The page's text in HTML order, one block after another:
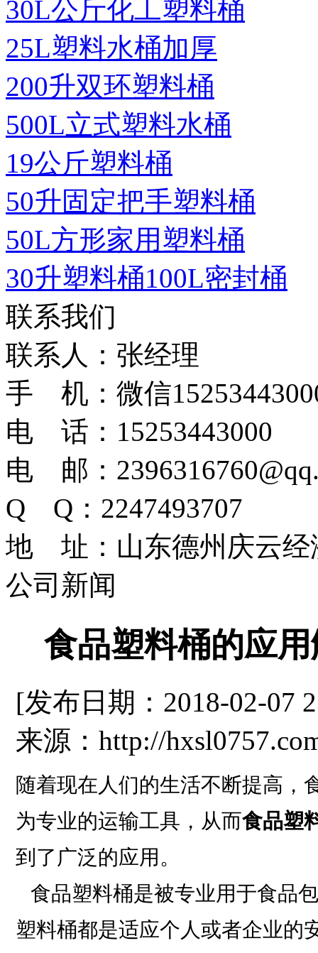
30L公斤化工塑料桶
25L塑料水桶加厚
200升双环塑料桶
500L立式塑料水桶
19公斤塑料桶
50升固定把手塑料桶
50L方形家用塑料桶
30升塑料桶100L密封桶
联系我们
联系人：张经理
手 机：微信
电 话：15253443000
电 邮：
Q Q：2247493707
地 址：山东德州庆云经
公司新闻
食品塑料桶的应
[发布日期：2018-02-07
来源：http://
随着现在人们的生活不断提高，
为专业的运输工具，从而食品塑
到了广泛的应用。
食品塑料桶是被专业用于食品
塑料桶都是适应个人或者企业的